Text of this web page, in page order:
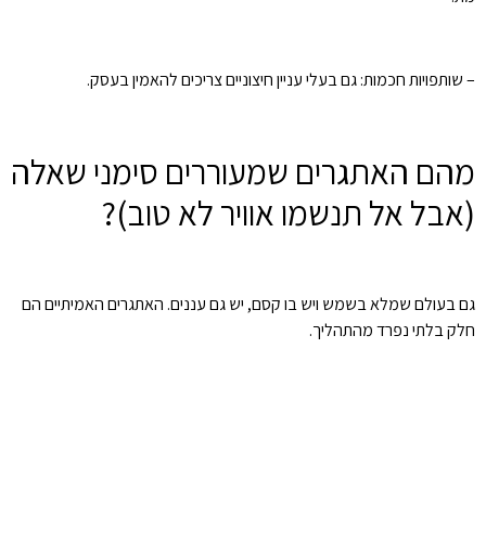
– שותפויות חכמות: גם בעלי עניין חיצוניים צריכים להאמין בעסק.
מהם האתגרים שמעוררים סימני שאלה
(אבל אל תנשמו אוויר לא טוב)?
גם בעולם שמלא בשמש ויש בו קסם, יש גם עננים. האתגרים האמיתיים הם
חלק בלתי נפרד מהתהליך.